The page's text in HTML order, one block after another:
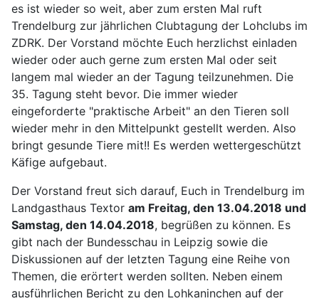
es ist wieder so weit, aber zum ersten Mal ruft
Trendelburg zur jährlichen Clubtagung der Lohclubs im
ZDRK. Der Vorstand möchte Euch herzlichst einladen
wieder oder auch gerne zum ersten Mal oder seit
langem mal wieder an der Tagung teilzunehmen. Die
35. Tagung steht bevor. Die immer wieder
eingeforderte "praktische Arbeit" an den Tieren soll
wieder mehr in den Mittelpunkt gestellt werden. Also
bringt gesunde Tiere mit!! Es werden wettergeschützt
Käfige aufgebaut.
Der Vorstand freut sich darauf, Euch in Trendelburg im
Landgasthaus Textor am Freitag, den 13.04.2018 und
Samstag, den 14.04.2018, begrüßen zu können. Es
gibt nach der Bundesschau in Leipzig sowie die
Diskussionen auf der letzten Tagung eine Reihe von
Themen, die erörtert werden sollten. Neben einem
ausführlichen Bericht zu den Lohkaninchen auf der